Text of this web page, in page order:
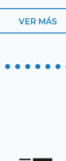
VER MÁS